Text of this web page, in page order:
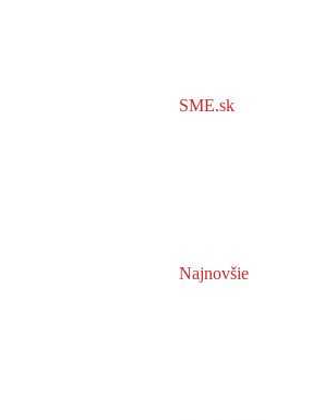
SME.sk
Najnovšie